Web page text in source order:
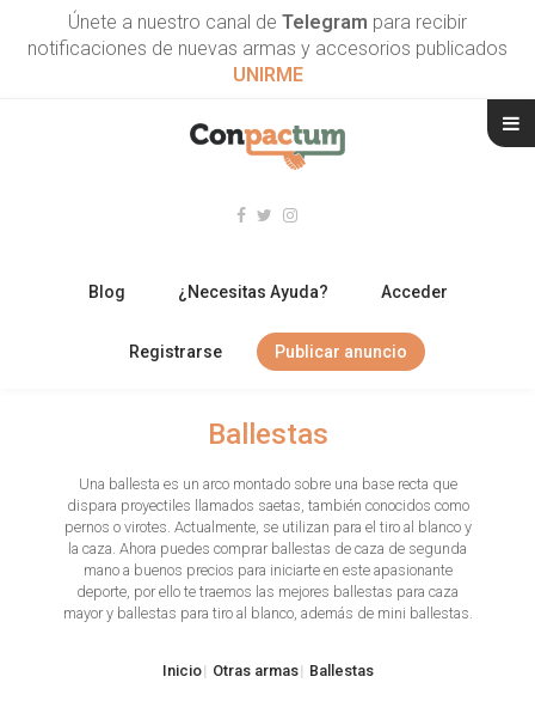
Únete a nuestro canal de Telegram para recibir
notificaciones de nuevas armas y accesorios publicados
UNIRME
Blog ¿Necesitas Ayuda? Acceder
Registrarse Publicar anuncio
ARMAS CORTAS
TIRO Y COMPETICIÓN
AIRE COMPRIMIDO
Ballestas
Una ballesta es un arco montado sobre una base recta que
dispara proyectiles llamados saetas, también conocidos como
pernos o virotes. Actualmente, se utilizan para el tiro al blanco y
la caza. Ahora puedes comprar ballestas de caza de segunda
mano a buenos precios para iniciarte en este apasionante
deporte, por ello te traemos las mejores ballestas para caza
mayor y ballestas para tiro al blanco, además de mini ballestas.
Inicio Otras armas Ballestas